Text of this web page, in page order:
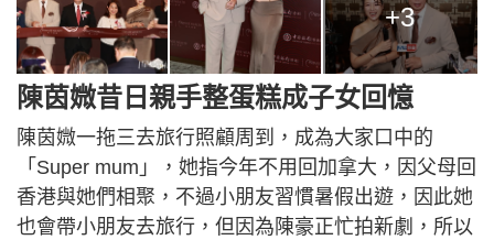
+3
陳茵媺昔日親手整蛋糕成子女回憶
陳茵媺一拖三去旅行照顧周到，成為大家口中的
「Super mum」，她指今年不用回加拿大，因父母回
香港與她們相聚，不過小朋友習慣暑假出遊，因此她
也會帶小朋友去旅行，但因為陳豪正忙拍新劇，所以